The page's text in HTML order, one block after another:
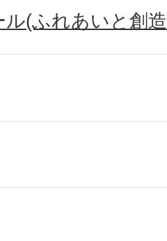
(ふれあいと創